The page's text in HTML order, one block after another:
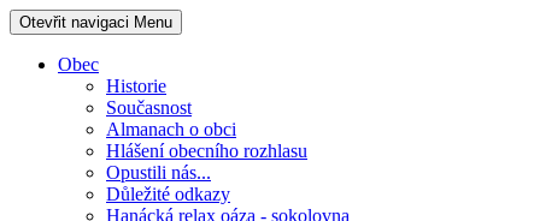
Otevřit navigaci Menu
Obec
Historie
Současnost
Almanach o obci
Hlášení obecního rozhlasu
Opustili nás...
Důležité odkazy
Hanácká relax oáza - sokolovna